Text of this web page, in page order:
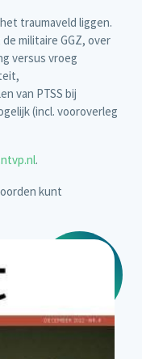
traumaveld liggen.
militaire GGZ, over
versus vroeg
van PTSS bij
(incl. vooroverleg
.
kunt